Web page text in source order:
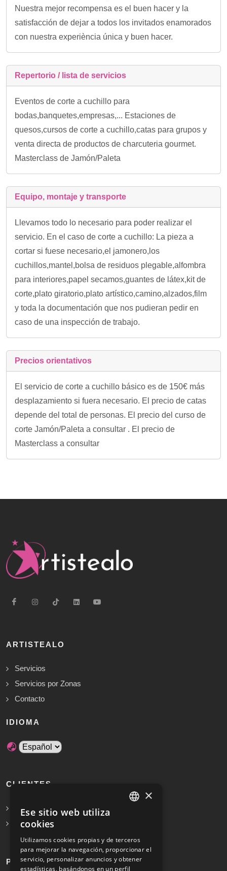
Nuestra mejor recompensa es el buen hacer y la
satisfacción de dejar a todos los invitados enamorados
con nuestra experiència única y buen hacer.
Repertorio / lista de servicios
Eventos de corte a cuchillo para
bodas,banquetes,empresas,... Estaciones de
quesos,cursos de corte a cuchillo,catas para grupos y
venta directa de productos de charcuteria gourmet.
Masterclass de Jamón/Paleta
Equipo, montaje y transporte
Llevamos todo lo necesario para poder realizar el
servicio. En el caso de corte a cuchillo: La pieza a
cortar si fuese necesario,el jamonero,los
cuchillos,mantel,bolsa de residuos plegable,alfombra
para interiores,papel secamos,guantes de látex,kit de
corte,plato giratorio,plato artístico,camino,alzados,film
y toda la documentación que nos pudieran pedir en
caso de una inspección de trabajo.
Precios orientativos
El servicio de corte a cuchillo básico es de 150€ más
desplazamiento si fuera necesario. El precio de catas
depende del total de personas. El precio del curso de
corte Jamón/Paleta a consultar . El precio de
Masterclass a consultar
ARTISTEALO
Servicios
Servicios por Zonas
Contacto
IDIOMA
CLIENTES
Solicita Presupuesto Gratis
Preguntas frecuentes
PROFESIONALES
×
Ese sitio web utiliza
cookies
Utilizamos cookies propias y de terceros
para mejorar la navegación, proporcionar el
servicio, personalizar anuncios y obtener
estadísticas, basándonos en un perfil